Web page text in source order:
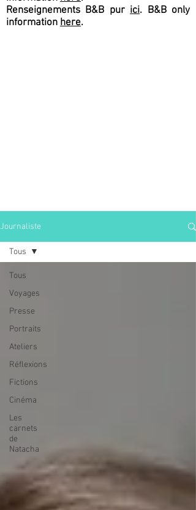
Renseignements B&B purici. B&B only
information here.
Journaliste
Tous
Voyages
Presse
Portraits
Ateliers
Réflexions
Fictions
Cinéma
Les
carnets
de
Natacha
Tous